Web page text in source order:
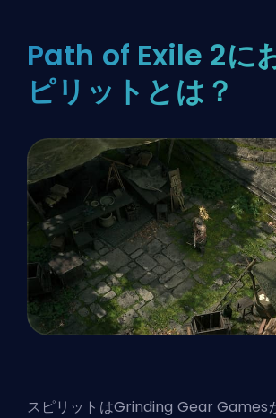
Path of Exile 2に
ピリットとは？
スピリットはGrinding Gear Games